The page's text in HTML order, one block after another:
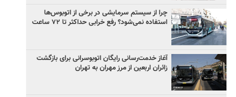
چرا از سیستم سرمایشی در برخی از اتوبوس‌ها
استفاده نمی‌شود؟ رفع خرابی حداکثر تا ۷۲ ساعت
آغاز خدمت‌رسانی رایگان اتوبوسرانی برای بازگشت
زائران اربعین از مرز مهران به تهران